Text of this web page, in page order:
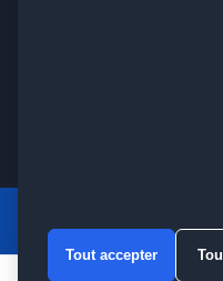
Tout accepter